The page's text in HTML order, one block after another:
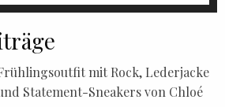
mit Rock, Lederjacke
Statement-Sneakers von Chloé